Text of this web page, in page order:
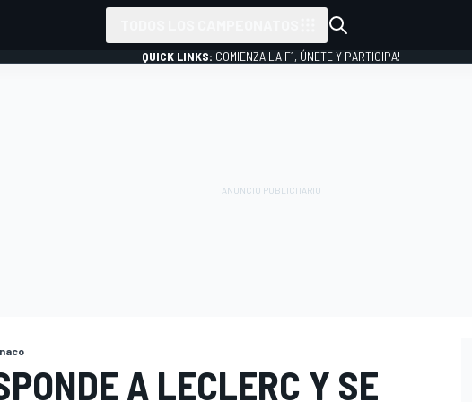
QUICK LINKS:¡COMIENZA LA F1, ÚNETE Y PARTICIPA!
A LECLERC Y SE